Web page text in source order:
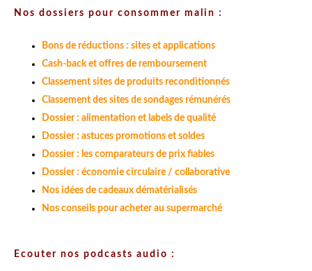
Nos dossiers pour consommer malin :
Bons de réductions : sites et applications
Cash-back et offres de remboursement
Classement sites de produits reconditionnés
Classement des sites de sondages rémunérés
Dossier : alimentation et labels de qualité
Dossier : astuces promotions et soldes
Dossier : les comparateurs de prix fiables
Dossier : économie circulaire / collaborative
Nos idées de cadeaux dématérialisés
Nos conseils pour acheter au supermarché
Ecouter nos podcasts audio :